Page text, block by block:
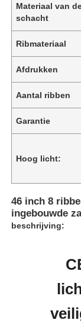
Thuis
Over ons
Materiaal van
schacht
Ribmateriaal
Afdrukken
Aantal ribben
Garantie
Hoog licht:
46 inch 8
ingebouwde
beschrijving: